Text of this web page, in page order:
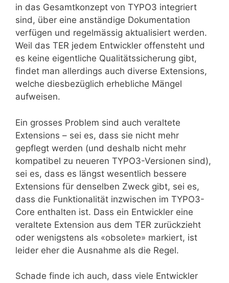
in das Gesamtkonzept von TYPO3 integriert
sind, über eine anständige Dokumentation
verfügen und regelmässig aktualisiert werden.
Weil das TER jedem Entwickler offensteht und
es keine eigentliche Qualitätssicherung gibt,
findet man allerdings auch diverse Extensions,
welche diesbezüglich erhebliche Mängel
aufweisen.
Ein grosses Problem sind auch veraltete
Extensions – sei es, dass sie nicht mehr
gepflegt werden (und deshalb nicht mehr
kompatibel zu neueren TYPO3-Versionen sind),
sei es, dass es längst wesentlich bessere
Extensions für denselben Zweck gibt, sei es,
dass die Funktionalität inzwischen im TYPO3-
Core enthalten ist. Dass ein Entwickler eine
veraltete Extension aus dem TER zurückzieht
oder wenigstens als «obsolete» markiert, ist
leider eher die Ausnahme als die Regel.
Schade finde ich auch, dass viele Entwickler